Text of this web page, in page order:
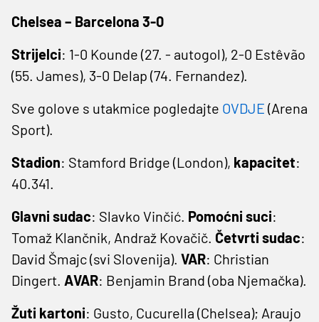
Chelsea – Barcelona 3-0
Strijelci: 1-0 Kounde (27. - autogol), 2-0 Estêvão
(55. James), 3-0 Delap (74. Fernandez).
Sve golove s utakmice pogledajte OVDJE (Arena
Sport).
Stadion: Stamford Bridge (London), kapacitet:
40.341.
Glavni sudac: Slavko Vinčić. Pomoćni suci:
Tomaž Klančnik, Andraž Kovačič. Četvrti sudac:
David Šmajc (svi Slovenija). VAR: Christian
Dingert. AVAR: Benjamin Brand (oba Njemačka).
Žuti kartoni: Gusto, Cucurella (Chelsea); Araujo